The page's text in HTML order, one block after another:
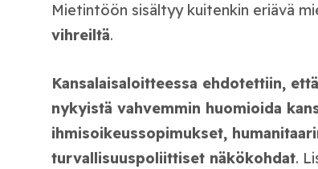
Mietintöön sisältyy kuitenkin eriävä
vihreiltä.
Kansalaisaloitteessa ehdotettiin,
nykyistä vahvemmin huomioida
ihmisoikeussopimukset,
turvallisuuspoliittiset näkökohdat.